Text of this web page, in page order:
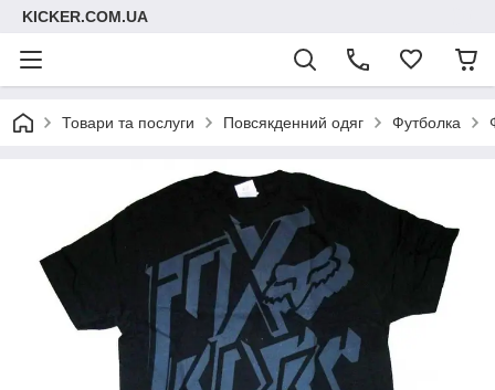
KICKER.COM.UA
Товари та послуги Повсякденний одяг Футболка